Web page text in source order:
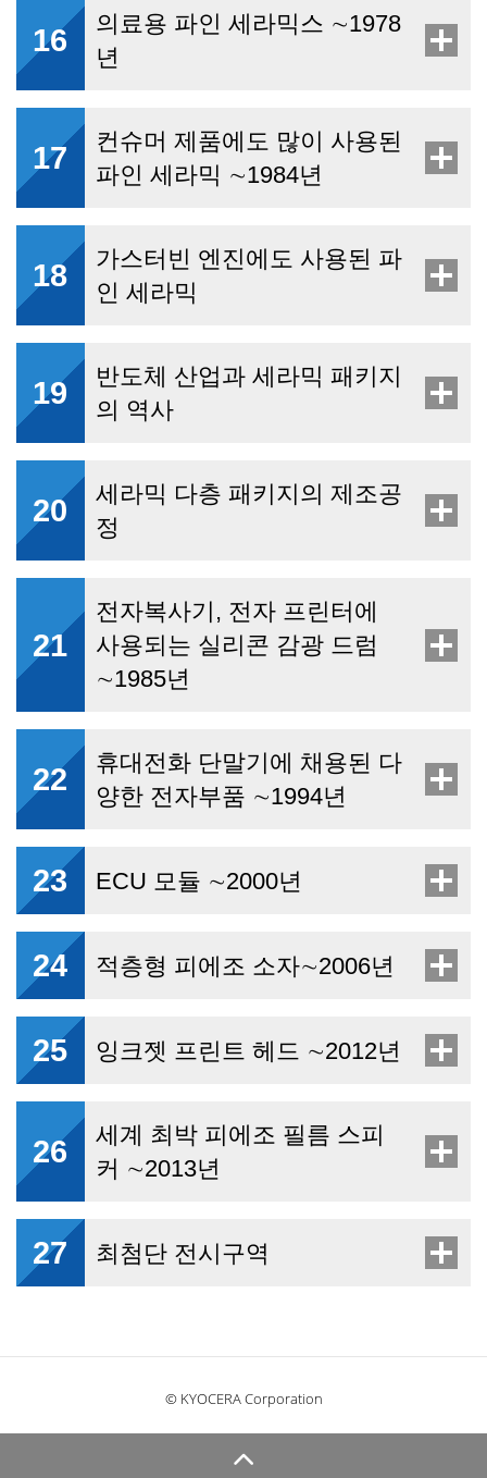
16
의료용 파인 세라믹스 ∼1978
년
17
컨슈머 제품에도 많이 사용된
파인 세라믹 ∼1984년
18
가스터빈 엔진에도 사용된 파
인 세라믹
19
반도체 산업과 세라믹 패키지
의 역사
20
세라믹 다층 패키지의 제조공
정
21
전자복사기, 전자 프린터에
사용되는 실리콘 감광 드럼
∼1985년
22
휴대전화 단말기에 채용된 다
양한 전자부품 ∼1994년
23 ECU 모듈 ∼2000년
24 적층형 피에조 소자∼2006년
25 잉크젯 프린트 헤드 ∼2012년
26
세계 최박 피에조 필름 스피
커 ∼2013년
27 최첨단 전시구역
© KYOCERA Corporation